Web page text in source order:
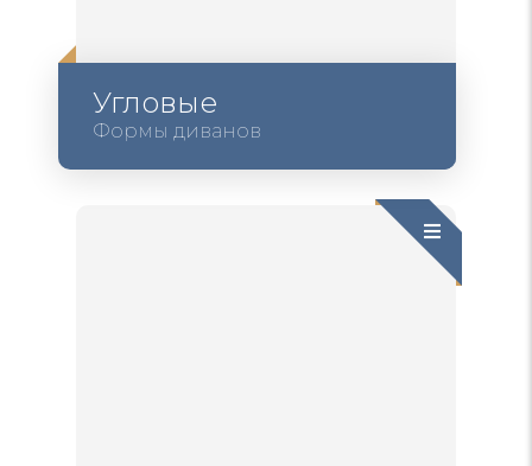
Угловые
Формы диванов